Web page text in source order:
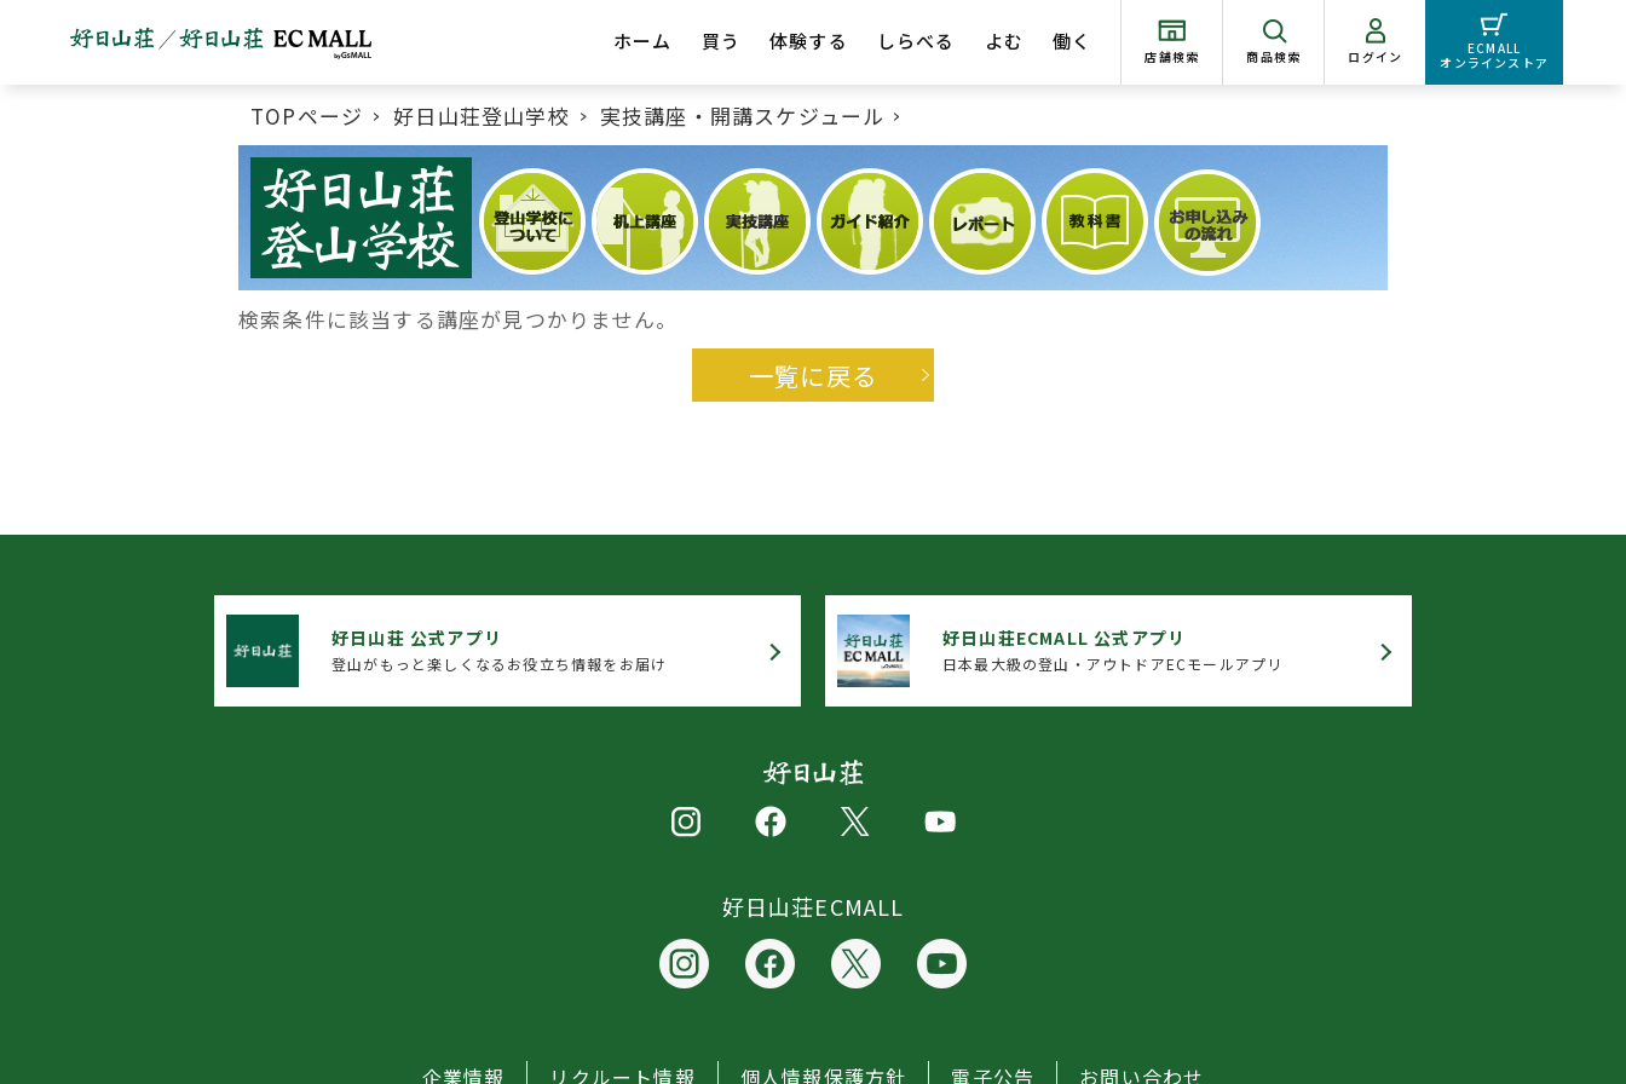
ホーム 買う 体験する しらべる よむ 働く
店舗検索 商品検索 ログイン
ECMALL
オンラインストア
TOPページ 好日山荘登山学校
実技講座・開講スケジュール
好日山荘登山学校メニュー
検索条件に該当する講座が見つかりません。
一覧に戻る
好日山荘 公式アプリ
登山がもっと楽しくなるお役立ち情報をお届け
好日山荘ECMALL 公式アプリ
日本最大級の登山・アウトドアECモールアプリ
好日山荘ECMALL
企業情報 リクルート情報 個人情報保護方針 電子公告 お問い合わせ